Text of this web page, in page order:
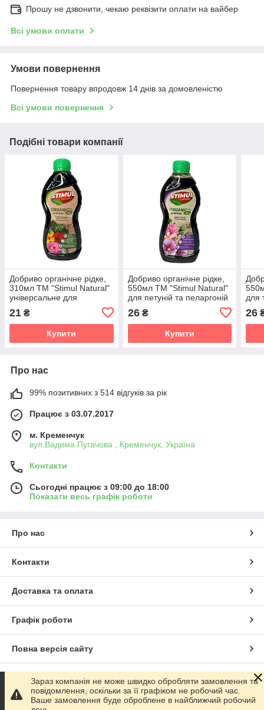
Прошу не дзвонити, чекаю реквізити оплати на вайбер
Всі умови оплати
Умови повернення
Повернення товару впродовж 14 днів за домовленістю
Всі умови повернення
Подібні товари компанії
Добриво органічне рідке,
310мл ТМ "Stimul Natural"
універсальне для
рослин
21 ₴
Купити
Добриво органічне рідке,
550мл ТМ "Stimul Natural"
для петуній та пеларгоній
26₴
Купити
для
26
Про нас
99% позитивних з 514 відгуків за рік
Працює з 03.07.2017
м. Кременчук
вул.Вадима Пугачова , Кременчук, Україна
Контакти
Сьогодні працює з 09:00 до 18:00
Показати весь графік роботи
Про нас
Контакти
Доставка та оплата
Графік роботи
Повна версія сайту
Сайт створено на маркетплейсі Prom.ua
Політика конфіденційності
Зараз компанія не може швидко обробляти замовлення та
повідомлення, оскільки за її графіком не робочий час.
Ваше замовлення буде оброблене в найближчий робочий